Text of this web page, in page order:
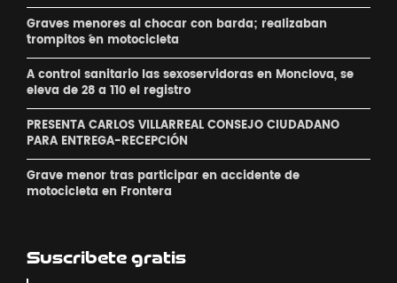
Graves menores al chocar con barda; realizaban
´trompitos ´en motocicleta
A control sanitario las sexoservidoras en Monclova, se
eleva de 28 a 110 el registro
PRESENTA CARLOS VILLARREAL CONSEJO CIUDADANO
PARA ENTREGA-RECEPCIÓN
Grave menor tras participar en accidente de
motocicleta en Frontera
Suscribete gratis